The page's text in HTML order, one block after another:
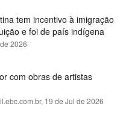
tem incentivo à imigração
e foi de país indígena
2026
com obras de artistas
19 de Jul de 2026